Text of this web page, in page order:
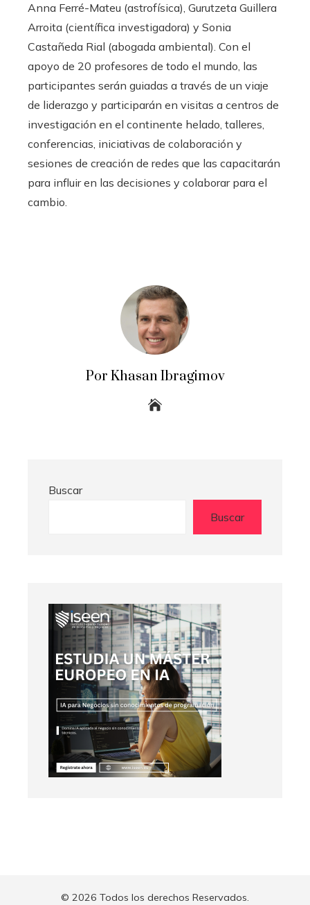
Anna Ferré-Mateu (astrofísica), Gurutzeta Guillera
Arroita (científica investigadora) y Sonia
Castañeda Rial (abogada ambiental). Con el
apoyo de 20 profesores de todo el mundo, las
participantes serán guiadas a través de un viaje
de liderazgo y participarán en visitas a centros de
investigación en el continente helado, talleres,
conferencias, iniciativas de colaboración y
sesiones de creación de redes que las capacitarán
para influir en las decisiones y colaborar para el
cambio.
Por Khasan Ibragimov
Buscar
Buscar
© 2026 Todos los derechos Reservados.